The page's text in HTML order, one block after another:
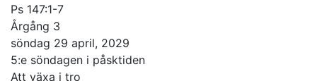
Ps 147:1-7
Årgång 3
söndag 29 april, 2029
5:e söndagen i påsktiden
Att växa i tro